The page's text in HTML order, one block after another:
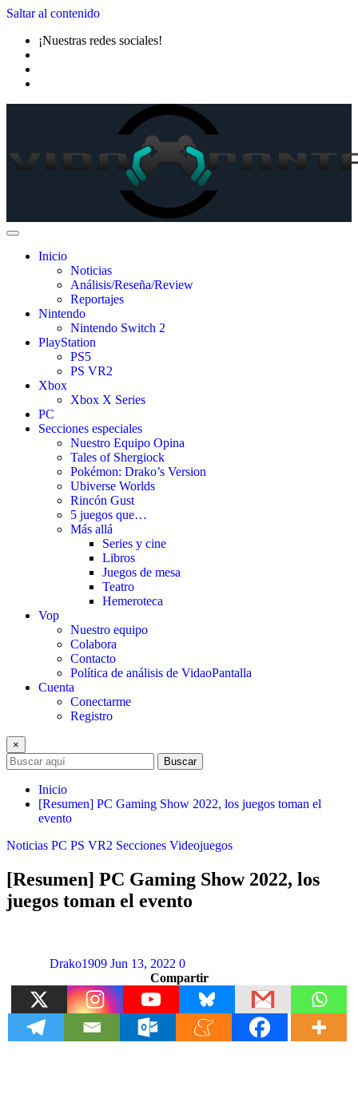
Saltar al contenido
¡Nuestras redes sociales!
Inicio
Noticias
Análisis/Reseña/Review
Reportajes
Nintendo
Nintendo Switch 2
PlayStation
PS5
PS VR2
Xbox
Xbox X Series
PC
Secciones especiales
Nuestro Equipo Opina
Tales of Shergiock
Pokémon: Drako’s Version
Ubiverse Worlds
Rincón Gust
5 juegos que…
Más allá
Series y cine
Libros
Juegos de mesa
Teatro
Hemeroteca
Vop
Nuestro equipo
Colabora
Contacto
Política de análisis de VidaoPantalla
Cuenta
Conectarme
Registro
×
Buscar
Inicio
[Resumen] PC Gaming Show 2022, los juegos toman el
evento
Noticias PC PS VR2 Secciones Videojuegos
[Resumen] PC Gaming Show 2022, los
juegos toman el evento
Drako1909 Jun 13, 2022 0
Compartir